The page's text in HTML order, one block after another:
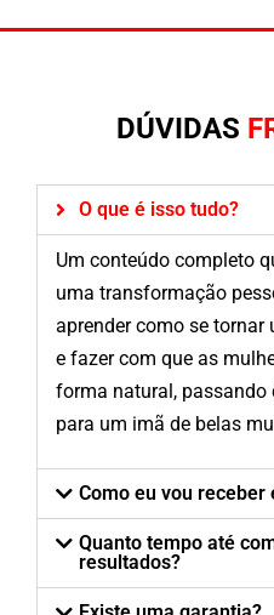
DÚVIDAS
O que é isso tudo?
Um conteúdo completo
uma transformação
aprender como se
e fazer com que as
forma natural, passando
para um imã de belas
Como eu vou receber
Quanto tempo até
resultados?